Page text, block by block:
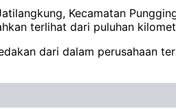
Kecamatan
terlihat dari puluhan
dari dalam perusahaan